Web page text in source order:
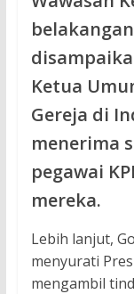
Ketua
Gereja di
menerima
pegawai
mereka.
Lebih lanjut,
menyurati
mengambil